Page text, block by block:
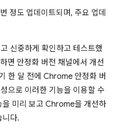
정도 업데이트되며, 주요 업데
신중하게 확인하고 테스트했
면 안정화 버전 채널에서 개선
한 달 전에 Chrome 안정화 버
으로 이러한 기능을 이용할 수
을 미리 보고 Chrome을 개선하
니다.